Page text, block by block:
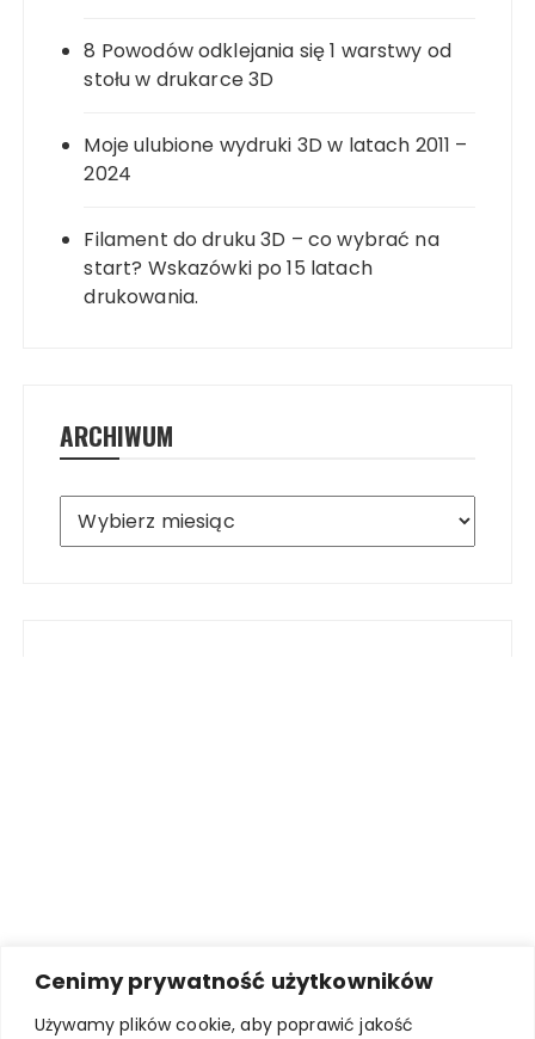
Cenimy prywatność użytkowników
Używamy plików cookie, aby poprawić jakość
8 Powodów odklejania się 1 warstwy od
stołu w drukarce 3D
Moje ulubione wydruki 3D w latach 2011 –
2024
Filament do druku 3D – co wybrać na
start? Wskazówki po 15 latach
drukowania.
ARCHIWUM
Archiwum